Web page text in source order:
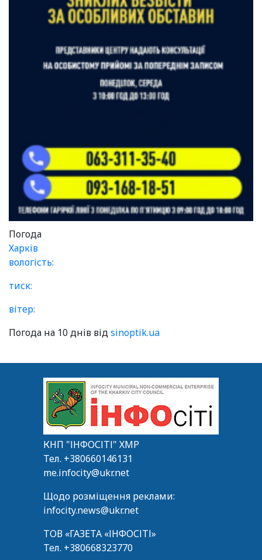
Погода
Харків
вологість:
тиск:
вітер:
Погода на 10 днів відsinoptik.ua
КНП "ІНФОСІТІ" ХМР
Тел. +380660146131
me.infocity@ukr.net
Щодо розміщення реклами:
infocity.news@ukr.net
ТОВ «ГАЗЕТА «ІНФОСІТІ»
Тел. +380668323770